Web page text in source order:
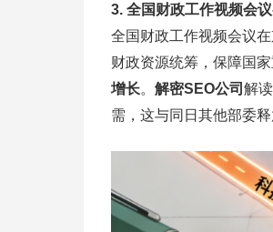
3. 全国财政工作视频会
全国财政工作视频会议
财政资源统筹，保障国
增长。 解密SEO公司 解
需，这与同日其他部委